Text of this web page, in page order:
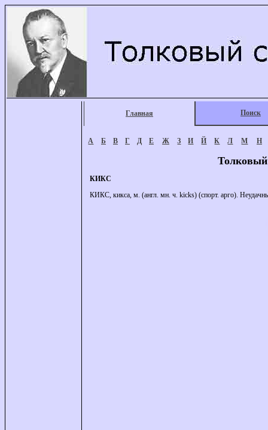
Главная Поиск
А Б В Г Д Е Ж З И Й К Л М Н
КИКС
КИКС, кикса, м. (англ. мн. ч. kicks) (спорт. арго).